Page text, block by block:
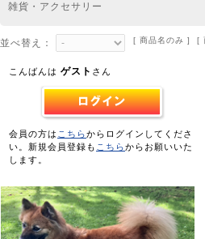
雑貨・アクセサリー
並べ替え： [ 商品名のみ ] [
こんばんは ゲスト さん
会員の方は こちらからログインしてくださ
い。新規会員登録も こちらからお願いいた
します。